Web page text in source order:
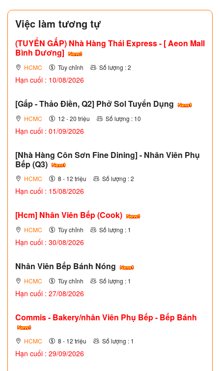
Việc làm tương tự
(TUYỂN GẤP) Nhà Hàng Thái Express - [ Aeon Mall
Bình Dương]
HCMC Tùy chỉnh Số lượng : 2
Hạn cuối : 10/08/2026
[Gấp - Thảo Điền, Q2] Phở Sol Tuyển Dụng
HCMC 12 - 20 triệu Số lượng : 10
Hạn cuối : 01/09/2026
[Nhà Hàng Côn Sơn Fine Dining] - Nhân Viên Phụ
Bếp (Q3)
HCMC 8 - 12 triệu Số lượng : 2
Hạn cuối : 15/08/2026
[Hcm] Nhân Viên Bếp (Cook)
HCMC Tùy chỉnh Số lượng : 1
Hạn cuối : 30/08/2026
Nhân Viên Bếp Bánh Nóng
HCMC Tùy chỉnh Số lượng : 1
Hạn cuối : 27/08/2026
Commis - Bakery/nhân Viên Phụ Bếp - Bếp Bánh
HCMC 8 - 12 triệu Số lượng : 1
Hạn cuối : 29/09/2026